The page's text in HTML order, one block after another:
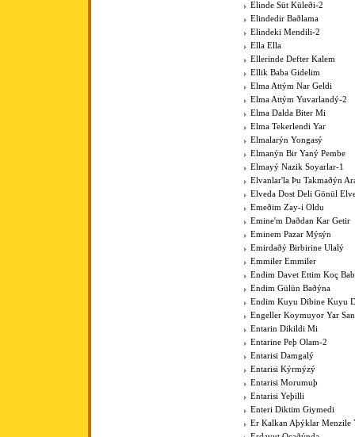
Elinde Süt Küleði-2
Elindedir Baðlama
Elindeki Mendili-2
Ella Ella
Ellerinde Defter Kalem
Ellik Baba Gidelim
Elma Attým Nar Geldi
Elma Attým Yuvarlandý-2
Elma Dalda Biter Mi
Elma Tekerlendi Yar
Elmalarýn Yongasý
Elmanýn Bir Yaný Pembe
Elmayý Nazik Soyarlar-1
Elvanlar'la Þu Takmaðýn
Elveda Dost Deli Gönül
Emeðim Zay-i Oldu
Emine'm Daðdan Kar Getir
Eminem Pazar Mýsýn
Emirdaðý Birbirine Ulalý
Emmiler Emmiler
Endim Davet Ettim Koç
Endim Gülün Baðýna
Endim Kuyu Dibine Kuyu
Engeller Koymuyor Yar
Entarin Dikildi Mi
Entarine Peþ Olam-2
Entarisi Damgalý
Entarisi Kýrmýzý
Entarisi Morumuþ
Entarisi Yeþilli
Enteri Diktim Giymedi
Er Kalkan Aþýklar Menzile